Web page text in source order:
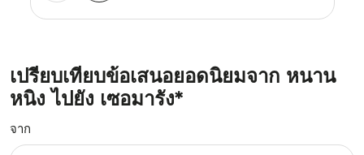
เปรียบเทียบข้อเสนอยอดนิยมจาก หนาน
หนิง ไปยัง เซอมารัง*
จาก